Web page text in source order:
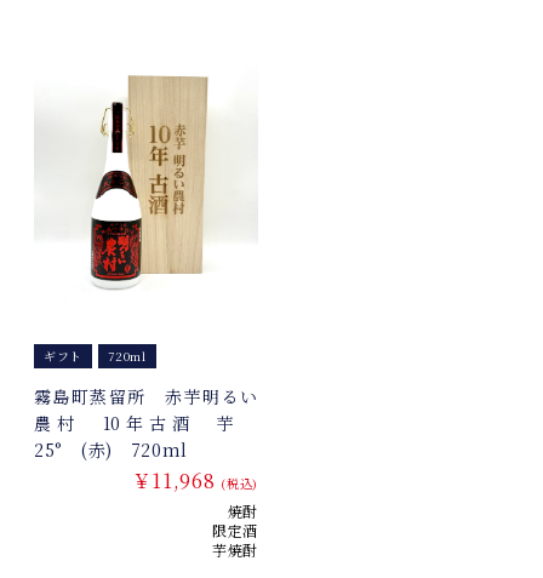
ギフト 720ml
霧島町蒸留所 赤芋明るい
農村 10年古酒 芋
25° (赤) 720ml
￥11,968 (税込)
焼酎
限定酒
芋焼酎